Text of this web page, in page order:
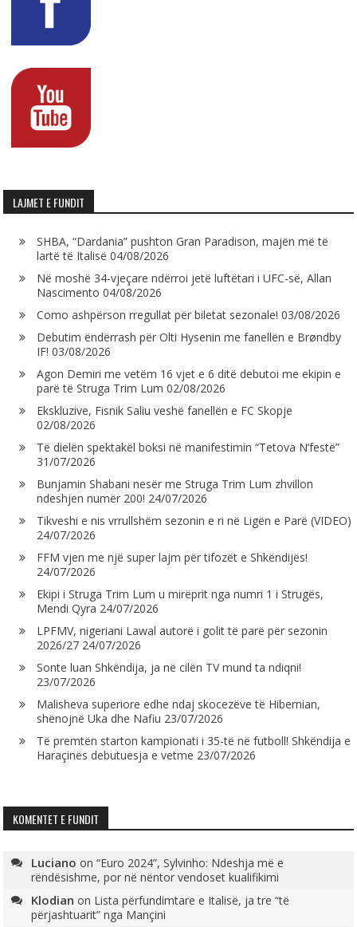
LAJMET E FUNDIT
SHBA, “Dardania” pushton Gran Paradison, majën më të
lartë të Italisë 04/08/2026
Në moshë 34-vjeçare ndërroi jetë luftëtari i UFC-së, Allan
Nascimento 04/08/2026
Como ashpërson rregullat për biletat sezonale! 03/08/2026
Debutim ëndërrash për Olti Hysenin me fanellën e Brøndby
IF! 03/08/2026
Agon Demiri me vetëm 16 vjet e 6 ditë debutoi me ekipin e
parë të Struga Trim Lum 02/08/2026
Ekskluzive, Fisnik Saliu veshë fanellën e FC Skopje
02/08/2026
Të dielën spektakël boksi në manifestimin “Tetova N’festë”
31/07/2026
Bunjamin Shabani nesër me Struga Trim Lum zhvillon
ndeshjen numër 200! 24/07/2026
Tikveshi e nis vrrullshëm sezonin e ri në Ligën e Parë (VIDEO)
24/07/2026
FFM vjen me një super lajm për tifozët e Shkëndijës!
24/07/2026
Ekipi i Struga Trim Lum u mirëprit nga numri 1 i Strugës,
Mendi Qyra 24/07/2026
LPFMV, nigeriani Lawal autorë i golit të parë për sezonin
2026/27 24/07/2026
Sonte luan Shkëndija, ja në cilën TV mund ta ndiqni!
23/07/2026
Malisheva superiore edhe ndaj skocezëve të Hibernian,
shënojnë Uka dhe Nafiu 23/07/2026
Të premtën starton kampionati i 35-të në futboll! Shkëndija e
Haraçinës debutuesja e vetme 23/07/2026
KOMENTET E FUNDIT
Luciano on“Euro 2024”, Sylvinho: Ndeshja më e
rëndësishme, por në nëntor vendoset kualifikimi
Klodian on Lista përfundimtare e Italisë, ja tre “të
përjashtuarit” nga Mançini